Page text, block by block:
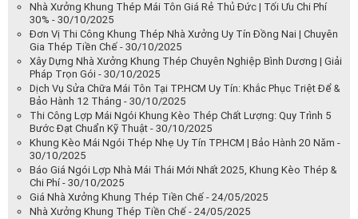
Nhà Xưởng Khung Thép Mái Tôn Giá Rẻ Thủ Đức | Tối Ưu Chi Phí
30% - 30/10/2025
Đơn Vị Thi Công Khung Thép Nhà Xưởng Uy Tín Đồng Nai | Chuyên
Gia Thép Tiền Chế - 30/10/2025
Xây Dựng Nhà Xưởng Khung Thép Chuyên Nghiệp Bình Dương | Giải
Pháp Trọn Gói - 30/10/2025
Dịch Vụ Sửa Chữa Mái Tôn Tại TP.HCM Uy Tín: Khắc Phục Triệt Để &
Bảo Hành 12 Tháng - 30/10/2025
Thi Công Lợp Mái Ngói Khung Kèo Thép Chất Lượng: Quy Trình 5
Bước Đạt Chuẩn Kỹ Thuật - 30/10/2025
Khung Kèo Mái Ngói Thép Nhẹ Uy Tín TP.HCM | Bảo Hành 20 Năm -
30/10/2025
Báo Giá Ngói Lợp Nhà Mái Thái Mới Nhất 2025, Khung Kèo Thép &
Chi Phí - 30/10/2025
Giá Nhà Xưởng Khung Thép Tiền Chế - 24/05/2025
Nhà Xưởng Khung Thép Tiền Chế - 24/05/2025